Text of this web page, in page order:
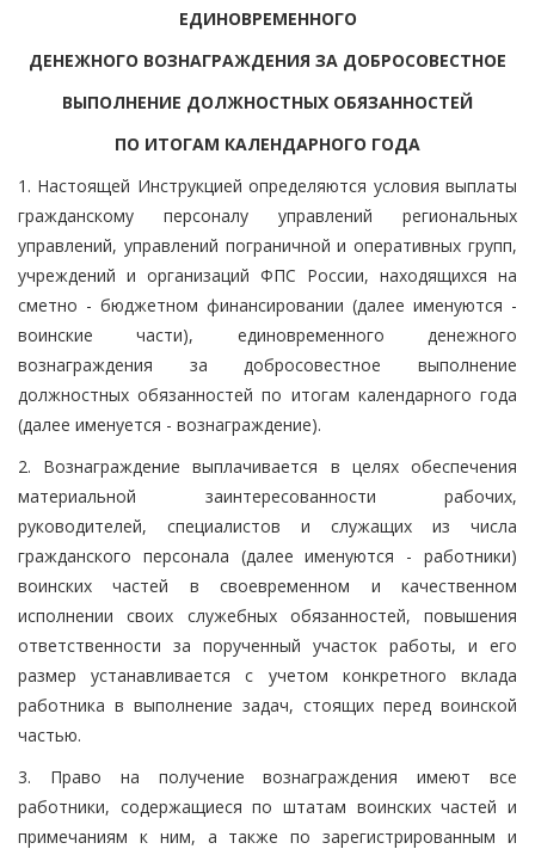
ЕДИНОВРЕМЕННОГО
ДЕНЕЖНОГО ВОЗНАГРАЖДЕНИЯ ЗА ДОБРОСОВЕСТНОЕ
ВЫПОЛНЕНИЕ ДОЛЖНОСТНЫХ ОБЯЗАННОСТЕЙ
ПО ИТОГАМ КАЛЕНДАРНОГО ГОДА
1. Настоящей Инструкцией определяются условия выплаты
гражданскому персоналу управлений региональных
управлений, управлений пограничной и оперативных групп,
учреждений и организаций ФПС России, находящихся на
сметно - бюджетном финансировании (далее именуются -
воинские части), единовременного денежного
вознаграждения за добросовестное выполнение
должностных обязанностей по итогам календарного года
(далее именуется - вознаграждение).
2. Вознаграждение выплачивается в целях обеспечения
материальной заинтересованности рабочих,
руководителей, специалистов и служащих из числа
гражданского персонала (далее именуются - работники)
воинских частей в своевременном и качественном
исполнении своих служебных обязанностей, повышения
ответственности за порученный участок работы, и его
размер устанавливается с учетом конкретного вклада
работника в выполнение задач, стоящих перед воинской
частью.
3. Право на получение вознаграждения имеют все
работники, содержащиеся по штатам воинских частей и
примечаниям к ним, а также по зарегистрированным и